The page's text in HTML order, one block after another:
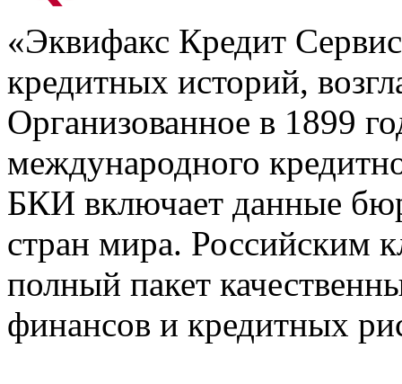
«Эквифакс Кредит
кредитных историй,
Организованное в 1899
международного
БКИ включает данные
стран мира. Российским
полный пакет
финансов и кредитных